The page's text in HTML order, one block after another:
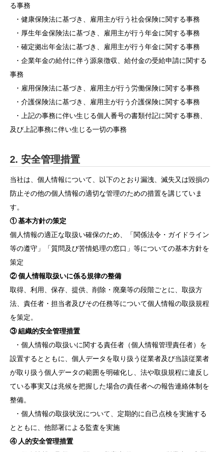
る事務
・健康保険法に基づき、雇用主が行う社会保険に関する事務
・厚生年金保険法に基づき、雇用主が行う年金に関する事務
・確定拠出年金法に基づき、雇用主が行う年金に関する事務
・企業年金の給付に伴う源泉徴収、給付金の受給申請に関する
事務
・雇用保険法に基づき、雇用主が行う労働保険に関する事務
・介護保険法に基づき、雇用主が行う介護保険に関する事務
・上記の事務に伴い生じる個人番号の書類付記に関する事務、
及び上記事務に伴い生じる一切の事務
2. 安全管理措置
当社は、個人情報について、以下のとおり漏洩、滅失又は毀損の
防止その他の個人情報の適切な管理のための措置を講じていま
す。
① 基本方針の策定
個人情報の適正な取扱い確保のため、「関係法令・ガイドライン
等の遵守」「質問及び苦情処理の窓口」等についての基本方針を
策定
② 個人情報取扱いに係る規律の整備
取得、利用、保存、提供、削除・廃棄等の段階ごとに、取扱方
法、責任者・担当者及びその任務等について個人情報の取扱規程
を策定。
③ 組織的安全管理措置
・個人情報の取扱いに関する責任者（個人情報管理責任者）を
設置するとともに、個人データを取り扱う従業者及び当該従業者
が取り扱う個人データの範囲を明確化し、法や取扱規程に違反し
ている事実又は兆候を把握した場合の責任者への報告連絡体制を
整備。
・個人情報の取扱状況について、定期的に自己点検を実施する
とともに、他部署による監査を実施
④ 人的安全管理措置